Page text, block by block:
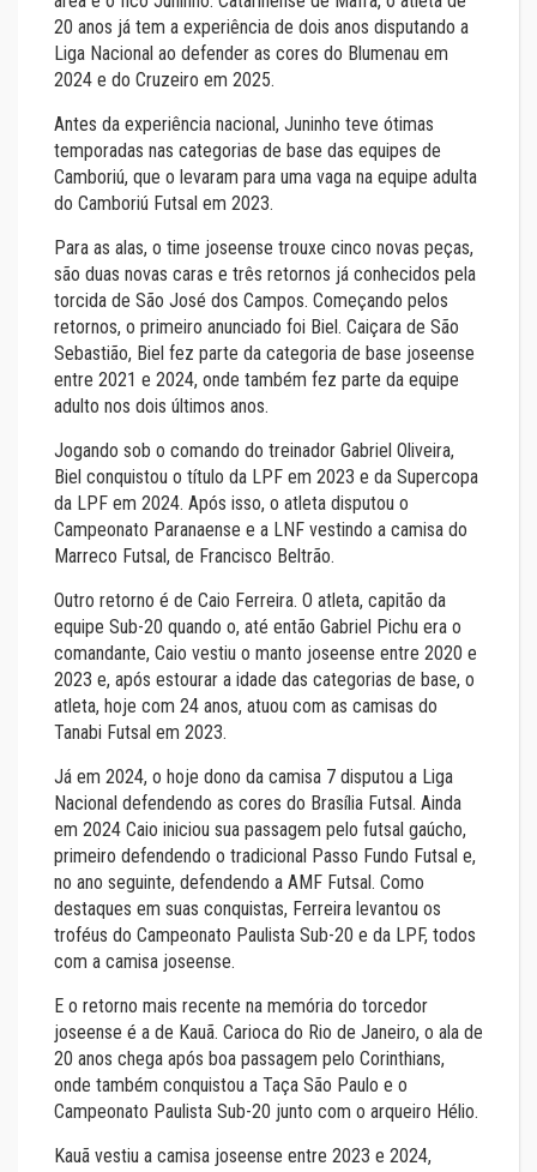
20 anos já tem a experiência de dois anos disputando a
Liga Nacional ao defender as cores do Blumenau em
2024 e do Cruzeiro em 2025.
Antes da experiência nacional, Juninho teve ótimas
temporadas nas categorias de base das equipes de
Camboriú, que o levaram para uma vaga na equipe adulta
do Camboriú Futsal em 2023.
Para as alas, o time joseense trouxe cinco novas peças,
são duas novas caras e três retornos já conhecidos pela
torcida de São José dos Campos. Começando pelos
retornos, o primeiro anunciado foi Biel. Caiçara de São
Sebastião, Biel fez parte da categoria de base joseense
entre 2021 e 2024, onde também fez parte da equipe
adulto nos dois últimos anos.
Jogando sob o comando do treinador Gabriel Oliveira,
Biel conquistou o título da LPF em 2023 e da Supercopa
da LPF em 2024. Após isso, o atleta disputou o
Campeonato Paranaense e a LNF vestindo a camisa do
Marreco Futsal, de Francisco Beltrão.
Outro retorno é de Caio Ferreira. O atleta, capitão da
equipe Sub-20 quando o, até então Gabriel Pichu era o
comandante, Caio vestiu o manto joseense entre 2020 e
2023 e, após estourar a idade das categorias de base, o
atleta, hoje com 24 anos, atuou com as camisas do
Tanabi Futsal em 2023.
Já em 2024, o hoje dono da camisa 7 disputou a Liga
Nacional defendendo as cores do Brasília Futsal. Ainda
em 2024 Caio iniciou sua passagem pelo futsal gaúcho,
primeiro defendendo o tradicional Passo Fundo Futsal e,
no ano seguinte, defendendo a AMF Futsal. Como
destaques em suas conquistas, Ferreira levantou os
troféus do Campeonato Paulista Sub-20 e da LPF, todos
com a camisa joseense.
E o retorno mais recente na memória do torcedor
joseense é a de Kauã. Carioca do Rio de Janeiro, o ala de
20 anos chega após boa passagem pelo Corinthians,
onde também conquistou a Taça São Paulo e o
Campeonato Paulista Sub-20 junto com o arqueiro Hélio.
Kauã vestiu a camisa joseense entre 2023 e 2024,